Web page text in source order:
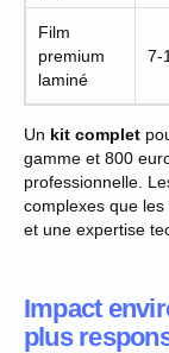
Film
premium
laminé
7-
Un kit complet
gamme et 800
professionnelle.
complexes que
et une expertise
Impact
plus